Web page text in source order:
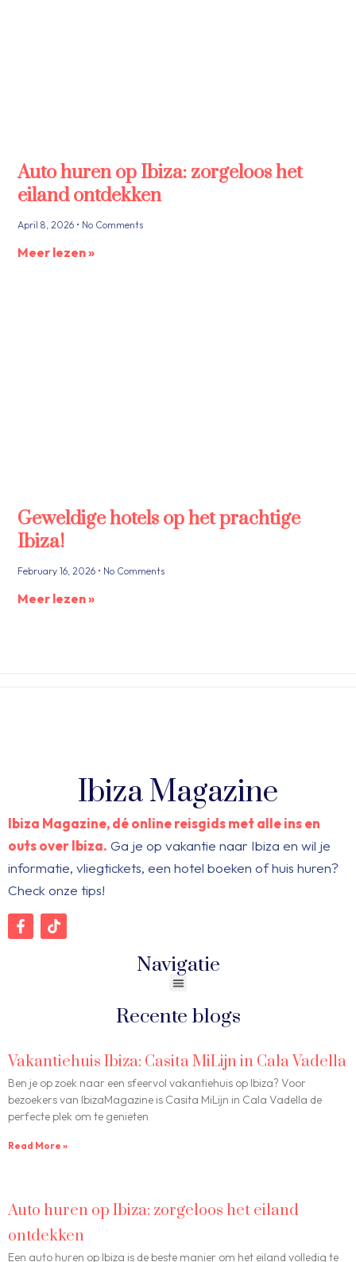
Auto huren op Ibiza: zorgeloos het
eiland ontdekken
April 8, 2026 No Comments
Meer lezen »
Geweldige hotels op het prachtige
Ibiza!
February 16, 2026 No Comments
Meer lezen »
Ibiza Magazine
Ibiza Magazine, dé online reisgids met alle ins en
outs over Ibiza. Ga je op vakantie naar Ibiza en wil je
informatie, vliegtickets, een hotel boeken of huis huren?
Check onze tips!
Navigatie
Recente blogs
Vakantiehuis Ibiza: Casita MiLijn in Cala Vadella
Ben je op zoek naar een sfeervol vakantiehuis op Ibiza? Voor
bezoekers van IbizaMagazine is Casita MiLijn in Cala Vadella de
perfecte plek om te genieten
Read More »
Auto huren op Ibiza: zorgeloos het eiland
ontdekken
Een auto huren op Ibiza is de beste manier om het eiland volledig te